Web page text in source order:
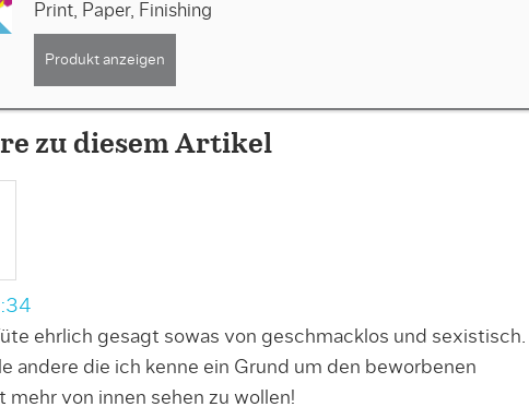
Print, Paper, Finishing
Produkt anzeigen
zu diesem Artikel
ehrlich gesagt sowas von geschmacklos und sexistisch.
andere die ich kenne ein Grund um den beworbenen
mehr von innen sehen zu wollen!